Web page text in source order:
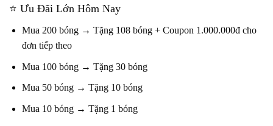
⭐ Ưu Đãi Lớn Hôm Nay
Mua 200 bóng → Tặng 108 bóng + Coupon 1.000.000đ cho
đơn tiếp theo
Mua 100 bóng → Tặng 30 bóng
Mua 50 bóng → Tặng 10 bóng
Mua 10 bóng → Tặng 1 bóng